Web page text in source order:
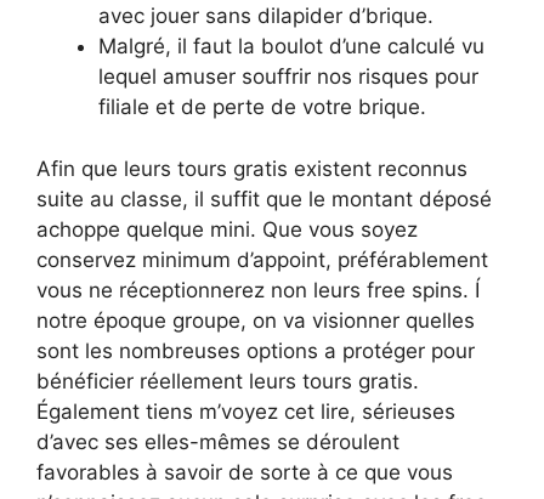
avec jouer sans dilapider d’brique.
Malgré, il faut la boulot d’une calculé vu
lequel amuser souffrir nos risques pour
filiale et de perte de votre brique.
Afin que leurs tours gratis existent reconnus
suite au classe, il suffit que le montant déposé
achoppe quelque mini. Que vous soyez
conservez minimum d’appoint, préférablement
vous ne réceptionnerez non leurs free spins. Í
notre époque groupe, on va visionner quelles
sont les nombreuses options a protéger pour
bénéficier réellement leurs tours gratis.
Également tiens m’voyez cet lire, sérieuses
d’avec ses elles-mêmes se déroulent
favorables à savoir de sorte à ce que vous